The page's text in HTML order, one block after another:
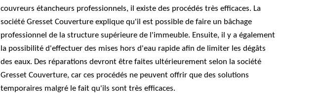
couvreurs étancheurs professionnels, il existe des procédés très efficaces. La
société Gresset Couverture explique qu'il est possible de faire un bâchage
professionnel de la structure supérieure de l'immeuble. Ensuite, il y a également
la possibilité d'effectuer des mises hors d'eau rapide afin de limiter les dégâts
des eaux. Des réparations devront être faites ultérieurement selon la société
Gresset Couverture, car ces procédés ne peuvent offrir que des solutions
temporaires malgré le fait qu'ils sont très efficaces.